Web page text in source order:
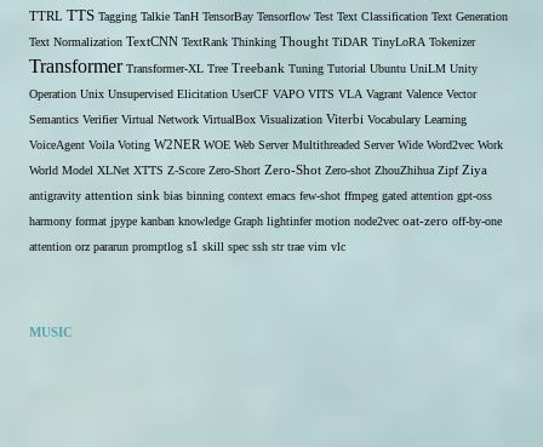
TTRL TTS Tagging Talkie TanH TensorBay Tensorflow Test Text Classification Text Generation
Text Normalization TextCNN TextRank Thinking Thought TiDAR TinyLoRA Tokenizer
Transformer Transformer-XL Tree Treebank Tuning Tutorial Ubuntu UniLM Unity
Operation Unix Unsupervised Elicitation UserCF VAPO VITS VLA Vagrant Valence Vector
Semantics Verifier Virtual Network VirtualBox Visualization Viterbi Vocabulary Learning
VoiceAgent Voila Voting W2NER WOE Web Server Multithreaded Server Wide Word2vec Work
World Model XLNet XTTS Z-Score Zero-Short Zero-Shot Zero-shot ZhouZhihua Zipf Ziya
antigravity attention sink bias binning context emacs few-shot ffmpeg gated attention gpt-oss
harmony format jpype kanban knowledge Graph lightinfer motion node2vec oat-zero off-by-one
attention orz pararun promptlog s1 skill spec ssh str trae vim vlc
MUSIC